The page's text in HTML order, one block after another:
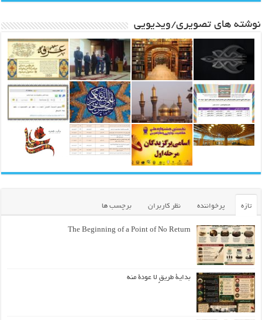
نوشته های تصویری/ویدیویی
تازه پرخواننده نظر کاربران برچسب ها
The Beginning of a Point of No Return
بداية طريقٍ لا عودة منه